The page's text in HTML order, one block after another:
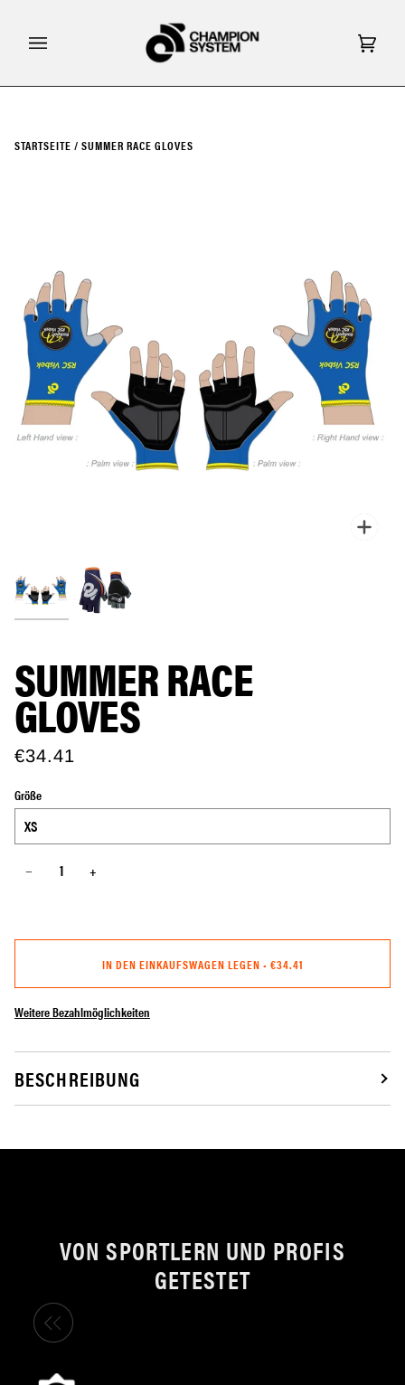
Inhalt
STARTSEITE / SUMMER RACE GLOVES
SUMMER RACE
GLOVES
€34.41
Größe
− +
IN DEN EINKAUFSWAGEN LEGEN • €34.41
Weitere Bezahlmöglichkeiten
BESCHREIBUNG
VON SPORTLERN UND PROFIS
GETESTET